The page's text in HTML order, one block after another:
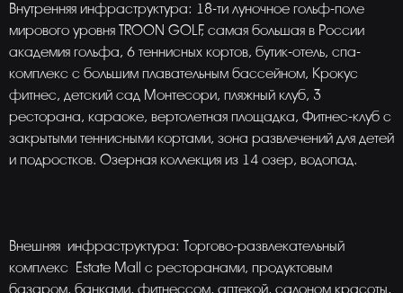
Внутренняя инфраструктура: 18-ти луночное гольф-поле
мирового уровня TROON GOLF, cамая большая в России
академия гольфа, 6 теннисных кортов, бутик-отель, спа-
комплекс с большим плавательным бассейном, Крокус
фитнес, детский сад Монтесори, пляжный клуб, 3
ресторана, караоке, вертолетная площадка, Фитнес-клуб с
закрытыми теннисными кортами, зона развлечений для детей
и подростков. Озерная коллекция из 14 озер, водопад.
Внешняя инфраструктура: Торгово-развлекательный
комплекс Estate Mall c ресторанами, продуктовым
базаром, банками, фитнессом, аптекой, салоном красоты,